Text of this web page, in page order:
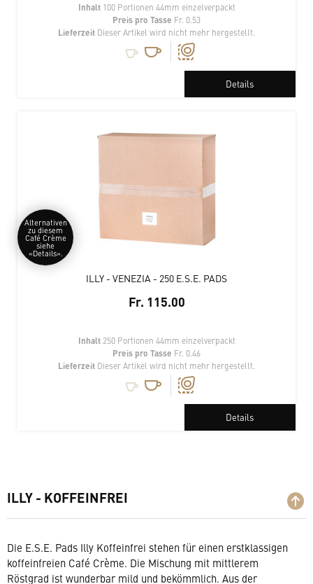
Inhalt 100 Portionen 44mm einzelverpackt
Preis pro Tasse Fr. 0.53
Lieferzeit Dieser Artikel wird nicht mehr hergestellt.
Details
Alternativen
zu diesem
Café Crème
siehe
«Details».
ILLY - VENEZIA - 250 E.S.E. PADS
Fr. 115.00
Inhalt 250 Portionen 44mm einzelverpackt
Preis pro Tasse Fr. 0.46
Lieferzeit Dieser Artikel wird nicht mehr hergestellt.
Details
ILLY - KOFFEINFREI
Die E.S.E. Pads Illy Koffeinfrei stehen für einen erstklassigen
koffeinfreien Café Crème. Die Mischung mit mittlerem
Röstgrad ist wunderbar mild und bekömmlich. Aus der